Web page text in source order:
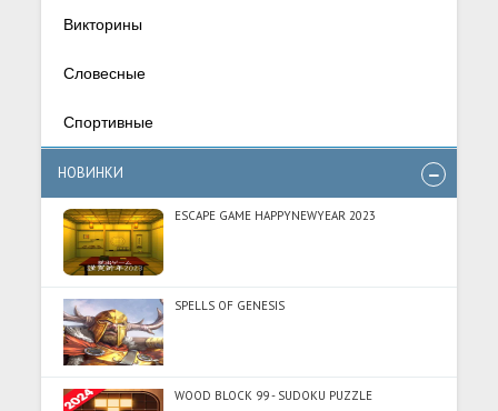
Викторины
Словесные
Спортивные
НОВИНКИ
ESCAPE GAME HAPPYNEWYEAR 2023
SPELLS OF GENESIS
WOOD BLOCK 99 - SUDOKU PUZZLE